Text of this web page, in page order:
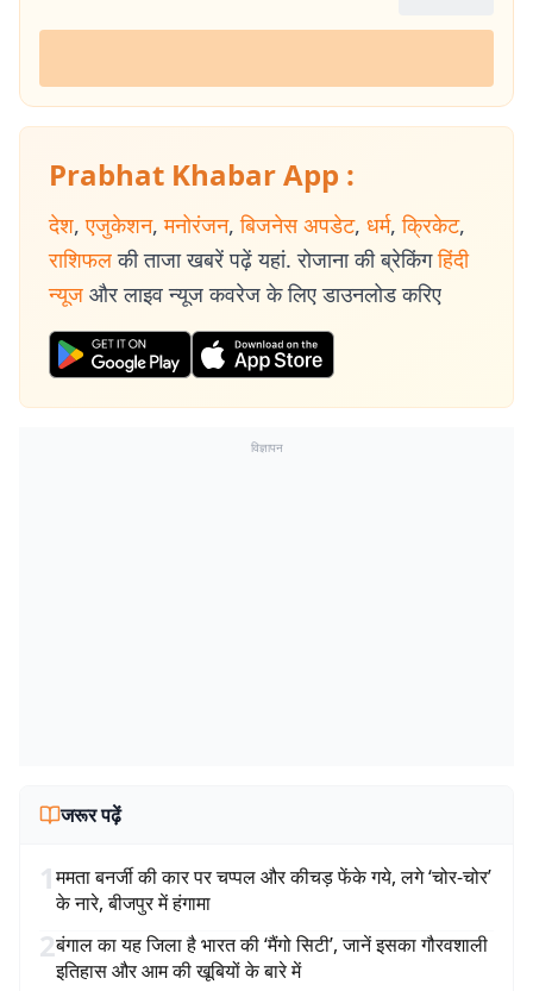
Prabhat Khabar App :
देश, एजुकेशन, मनोरंजन, बिजनेस अपडेट, धर्म, क्रिकेट,
राशिफल की ताजा खबरें पढ़ें यहां. रोजाना की ब्रेकिंग हिंदी
न्यूज और लाइव न्यूज कवरेज के लिए डाउनलोड करिए
विज्ञापन
जरूर पढ़ें
1ममता बनर्जी की कार पर चप्पल और कीचड़ फेंके गये, लगे ‘चोर-चोर’
के नारे, बीजपुर में हंगामा
2बंगाल का यह जिला है भारत की ‘मैंगो सिटी’, जानें इसका गौरवशाली
इतिहास और आम की खूबियों के बारे में